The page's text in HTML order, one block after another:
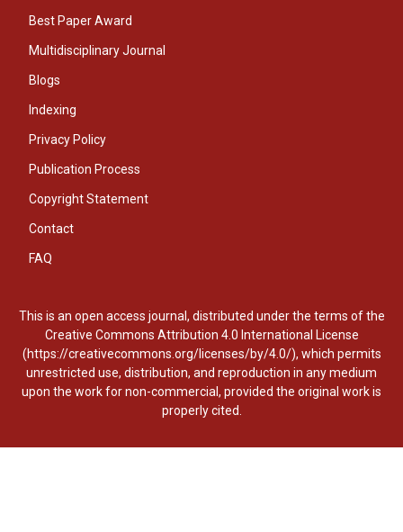
Best Paper Award
Multidisciplinary Journal
Blogs
Indexing
Privacy Policy
Publication Process
Copyright Statement
Contact
FAQ
This is an open access journal, distributed under the terms of the
Creative Commons Attribution 4.0 International License
(https://creativecommons.org/licenses/by/4.0/), which permits
unrestricted use, distribution, and reproduction in any medium
upon the work for non-commercial, provided the original work is
properly cited.